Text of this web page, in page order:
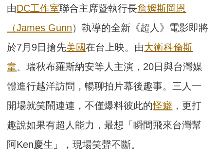
由DC工作室聯合主席暨執行長詹姆斯岡恩
（James Gunn）執導的全新《超人》電影即將
於7月9日搶先美國在台上映。由大衛科倫斯
韋、瑞秋布羅斯納安等人主演，20日與台灣媒
體進行越洋訪問，暢聊拍片幕後趣事。三人一
開場就笑鬧連連，不僅爆料彼此的怪癖 ，更打
趣說如果有超人能力，最想「瞬間飛來台灣幫
阿Ken慶生」，現場笑聲不斷。